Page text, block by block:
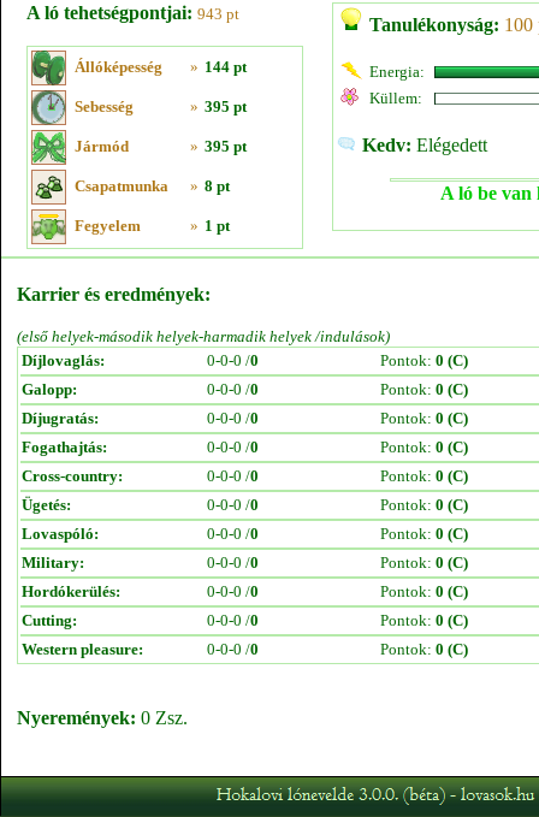
A ló tehetségpontjai: 943 pt
Állóképesség » 144 pt
Sebesség » 395 pt
Jármód » 395 pt
Csapatmunka » 8 pt
Fegyelem » 1 pt
Tanulékonyság: 100
Energia:
Küllem:
Kedv: Elégedett
A ló be van
Karrier és eredmények:
(első helyek-második helyek-harmadik helyek /indulások)
Díjlovaglás:
0-0-0 /0 Pontok: 0 (C)
Galopp:
0-0-0 /0 Pontok: 0 (C)
Díjugratás:
0-0-0 /0 Pontok: 0 (C)
Fogathajtás:
0-0-0 /0 Pontok: 0 (C)
Cross-country:
0-0-0 /0 Pontok: 0 (C)
Ügetés:
0-0-0 /0 Pontok: 0 (C)
Lovaspóló:
0-0-0 /0 Pontok: 0 (C)
Military:
0-0-0 /0 Pontok: 0 (C)
Hordókerülés:
0-0-0 /0 Pontok: 0 (C)
Cutting:
0-0-0 /0 Pontok: 0 (C)
Western pleasure:
0-0-0 /0 Pontok: 0 (C)
Nyeremények: 0 Zsz.